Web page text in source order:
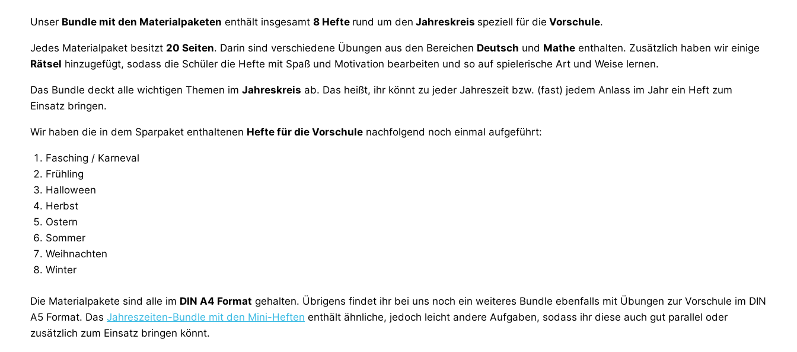
Unser Bundle mit den Materialpaketen enthält insgesamt 8 Hefte rund um den Jahreskreis speziell für die Vorschule.
Jedes Materialpaket besitzt 20 Seiten. Darin sind verschiedene Übungen aus den Bereichen Deutsch und Mathe enthalten. Zusätzlich haben wir einige
Rätsel hinzugefügt, sodass die Schüler die Hefte mit Spaß und Motivation bearbeiten und so auf spielerische Art und Weise lernen.
Das Bundle deckt alle wichtigen Themen im Jahreskreis ab. Das heißt, ihr könnt zu jeder Jahreszeit bzw. (fast) jedem Anlass im Jahr ein Heft zum
Einsatz bringen.
Wir haben die in dem Sparpaket enthaltenen Hefte für die Vorschule nachfolgend noch einmal aufgeführt:
Fasching / Karneval
Frühling
Halloween
Herbst
Ostern
Sommer
Weihnachten
Winter
Die Materialpakete sind alle im DIN A4 Format gehalten. Übrigens findet ihr bei uns noch ein weiteres Bundle ebenfalls mit Übungen zur Vorschule im DIN
A5 Format. Das Jahreszeiten-Bundle mit den Mini-Heften enthält ähnliche, jedoch leicht andere Aufgaben, sodass ihr diese auch gut parallel oder
zusätzlich zum Einsatz bringen könnt.